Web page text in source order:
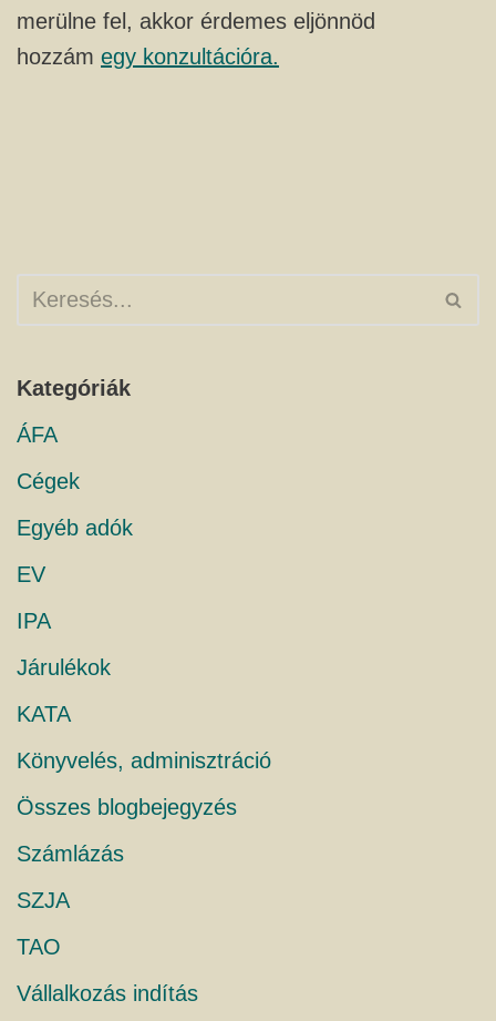
merülne fel, akkor érdemes eljönnöd
hozzám egy konzultációra.
Kategóriák
ÁFA
Cégek
Egyéb adók
EV
IPA
Járulékok
KATA
Könyvelés, adminisztráció
Összes blogbejegyzés
Számlázás
SZJA
TAO
Vállalkozás indítás